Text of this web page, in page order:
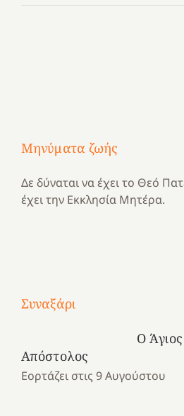
Μηνύματα ζωής
Δε δύναται να έχει το Θεό
έχει την Εκκλησία Μητέρα.
Συναξάρι
Ο
Απόστολος
Εορτάζει στις 9 Αυγούστου
Μια
ένα
καλοκαίρι
και
Νοσοκομείο
“Ερυθρός
Κατασκηνωτικές
το
Ελληνικό